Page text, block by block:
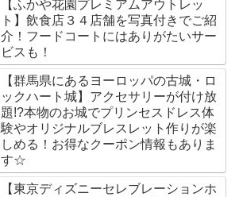
【ふかや花園プレミアムアウトレッ
ト】飲食店３４店舗を写真付きでご紹
介！フードコートにはありがたいサー
ビスも！
【群馬県にあるヨーロッパの古城・ロ
ックハート城】アクセサリーが付け放
題!?本物のお城でプリンセスドレス体
験やオリジナルブレスレット作りが楽
しめる！お得なクーポン情報もありま
す☆
【東京ディズニーセレブレーションホ